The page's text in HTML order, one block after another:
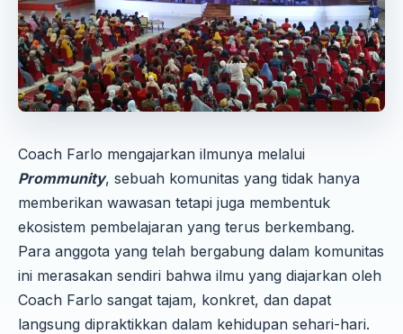
Coach Farlo mengajarkan ilmunya melalui
Prommunity, sebuah komunitas yang tidak hanya
memberikan wawasan tetapi juga membentuk
ekosistem pembelajaran yang terus berkembang.
Para anggota yang telah bergabung dalam komunitas
ini merasakan sendiri bahwa ilmu yang diajarkan oleh
Coach Farlo sangat tajam, konkret, dan dapat
langsung dipraktikkan dalam kehidupan sehari-hari.